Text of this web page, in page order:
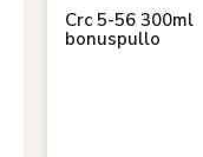
Crc 5-56 300ml
bonuspullo